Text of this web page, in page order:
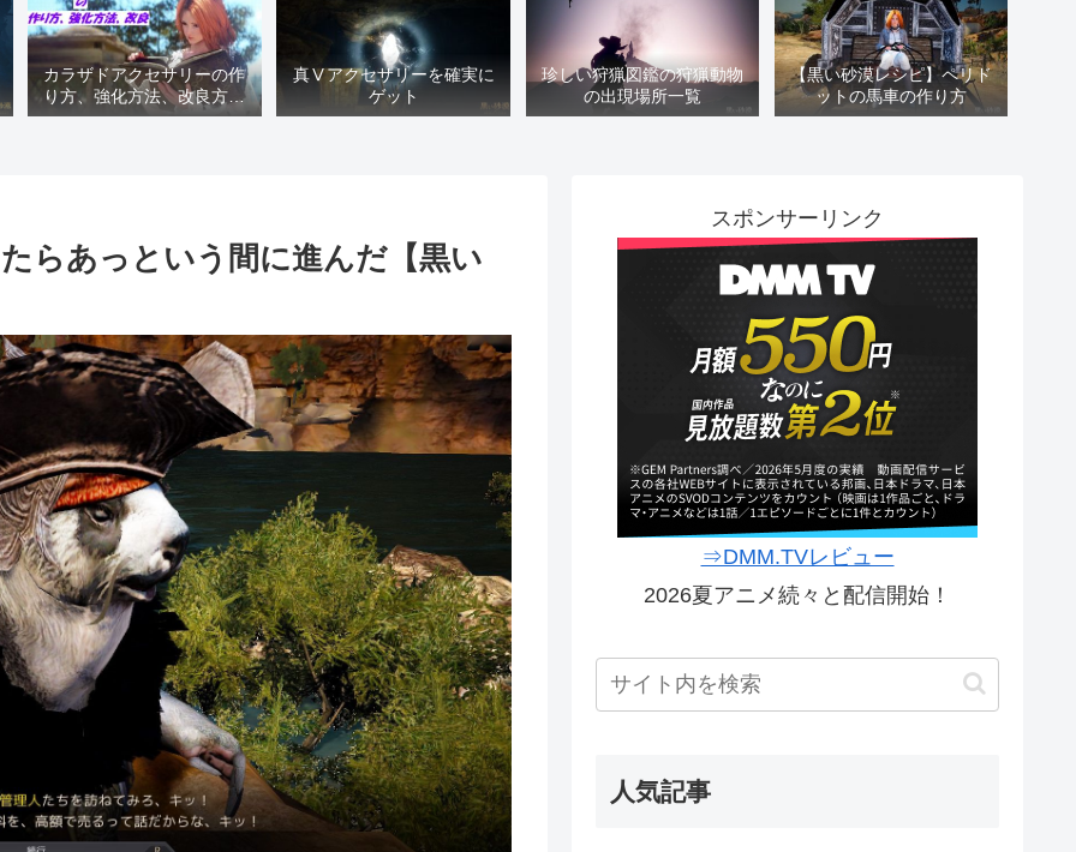
カラザドアクセサリーの作
り方、強化方法、改良方法
などまとめ【黒い砂漠冒険
真Ⅴアクセサリーを確実に
ゲット
珍しい狩猟図鑑の狩猟動物
の出現場所一覧
【黒い砂漠レシピ】ペリド
ットの馬車の作り方
らあっという間に進んだ【黒い
スポンサーリンク
⇒DMM.TVレビュー
2026夏アニメ続々と配信開始！
人気記事